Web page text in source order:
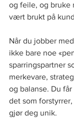
og feile, og bruke
vært brukt på
Når du jobber
ikke bare noe
sparringspartner
merkevare,
og balanse. Du
det som
gjør deg unik.